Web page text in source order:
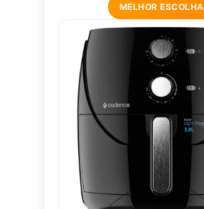
MELHOR ESCOLHA